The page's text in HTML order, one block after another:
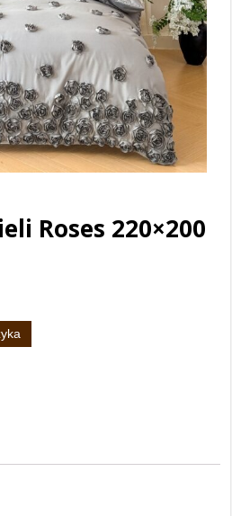
Roses 220×200